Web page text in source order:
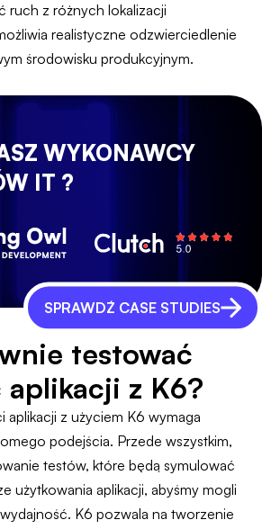
ruch z różnych lokalizacji
realistyczne odzwierciedlenie
środowisku produkcyjnym.
WYKONAWCY
IT ?
SPRAWDŹ CASE STUDIES
testować
z K6?
aplikacji z użyciem K6 wymaga
podejścia. Przede wszystkim,
testów, które będą symulować
użytkowania aplikacji, abyśmy mogli
K6 pozwala na tworzenie